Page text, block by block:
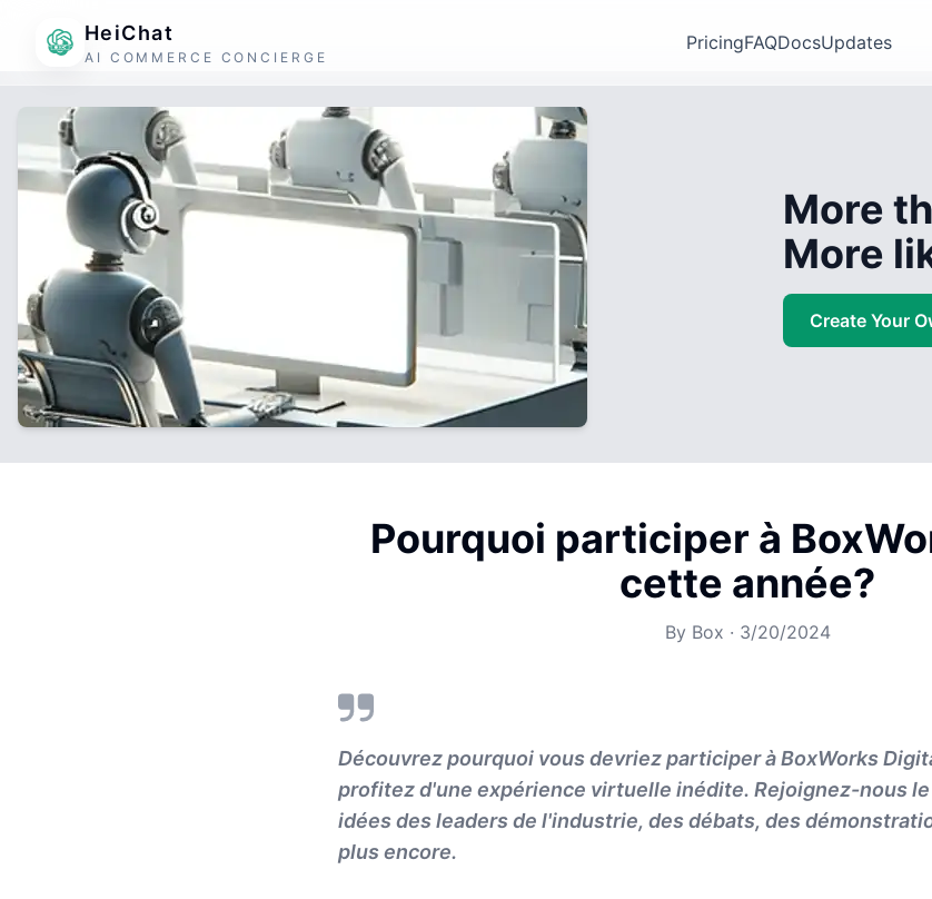
HeiChat
AI COMMERCE CONCIERGE
PricingFAQDocsUpdates
More
More
Create Your
Pourquoi participer à
cette année?
By Box · 3/20/2024
Découvrez pourquoi vous devriez participer à BoxWorks
profitez d'une expérience virtuelle inédite. Rejoignez-nous
idées des leaders de l'industrie, des débats, des
plus encore.